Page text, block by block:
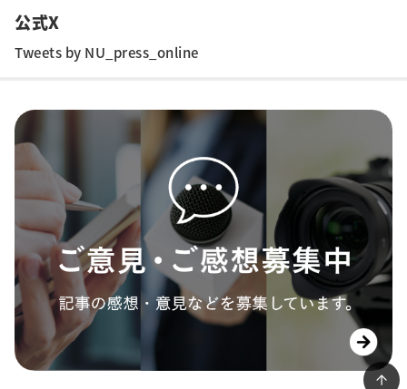
公式X
Tweets by NU_press_online